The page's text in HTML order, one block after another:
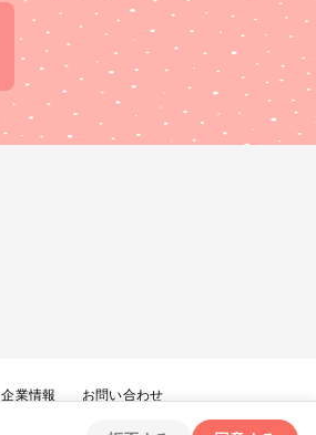
企業情報 お問い合わせ